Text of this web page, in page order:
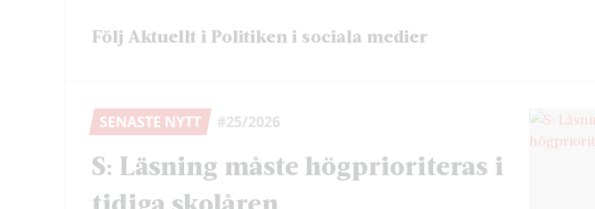
Följ Aktuellt i Politiken i sociala medier
SENASTE NYTT #25/2026
S: Läsning måste högprioriteras i
tidiga skolåren